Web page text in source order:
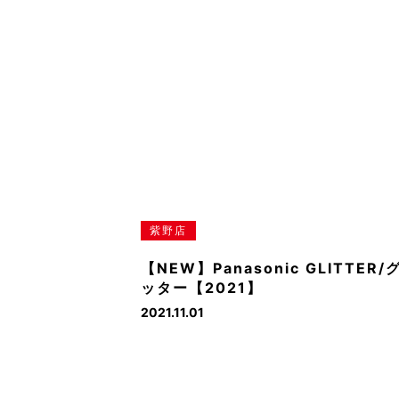
紫野店
【NEW】Panasonic GLITTER/
ッター【2021】
2021.11.01